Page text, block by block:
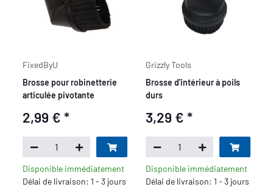
FixedByU
Brosse pour robinetterie
articulée pivotante
2,99 €*
Disponible immédiatement
Délai de livraison: 1 - 3 jours
Grizzly Tools
Brosse d'intérieur à poils
durs
3,29 € *
Disponible immédiatement
Délai de livraison: 1 - 3 jours